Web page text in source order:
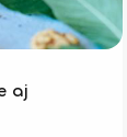
aj